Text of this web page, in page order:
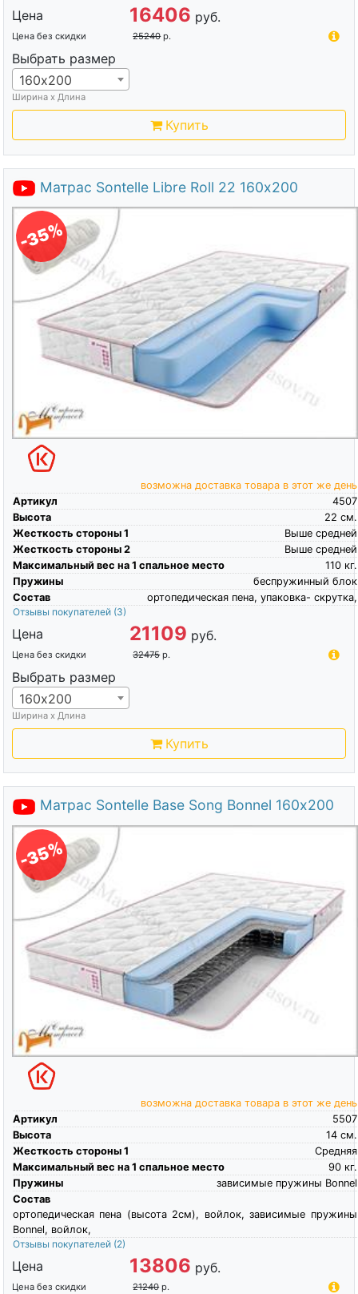
Цена 16406 руб.
Цена без скидки 25240 р.
Выбрать размер
160х200
Ширина х Длина
Купить
Матрас Sontelle Libre Roll 22 160х200
-35%
возможна доставка товара в этот же день
Артикул
4507
Высота
см.
22
Жесткость стороны 1
Выше средней
Жесткость стороны 2
Выше средней
Максимальный вес на 1 спальное место
кг.
110
Пружины
беспружинный блок
Состав
ортопедическая пена, упаковка- скрутка,
Отзывы покупателей (3)
Цена 21109 руб.
Цена без скидки 32475 р.
Выбрать размер
160х200
Ширина х Длина
Купить
Матрас Sontelle Base Song Bonnel 160х200
-35%
возможна доставка товара в этот же день
Артикул
5507
Высота
см.
14
Жесткость стороны 1
Средняя
Максимальный вес на 1 спальное место
кг.
90
Пружины
зависимые пружины Bonnel
Состав
ортопедическая пена (высота 2см), войлок, зависимые пружины
Bonnel, войлок,
Отзывы покупателей (2)
Цена 13806 руб.
Цена без скидки 21240 р.